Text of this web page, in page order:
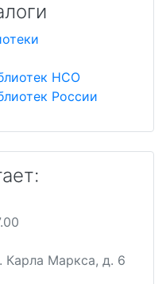
НСО
России
Карла Маркса, д. 6